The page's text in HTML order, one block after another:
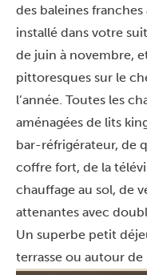
des baleines
installé dans votre
de juin à novembre,
pittoresques sur le
l’année. Toutes les
aménagées de lits
bar-réfrigérateur, de
coffre fort, de la
chauffage au sol, de
attenantes avec
Un superbe petit
terrasse ou autour